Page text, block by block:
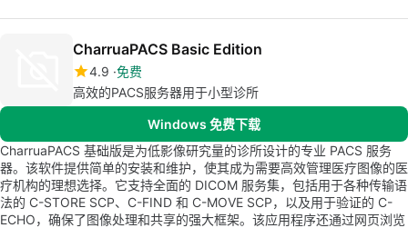
CharruaPACS Basic Edition
4.9 免费
高效的PACS服务器用于小型诊所
Windows 免费下载
CharruaPACS 基础版是为低影像研究量的诊所设计的专业 PACS 服务
器。该软件提供简单的安装和维护，使其成为需要高效管理医疗图像的医
疗机构的理想选择。它支持全面的 DICOM 服务集，包括用于各种传输语
法的 C-STORE SCP、C-FIND 和 C-MOVE SCP，以及用于验证的 C-
ECHO，确保了图像处理和共享的强大框架。该应用程序还通过网页浏览